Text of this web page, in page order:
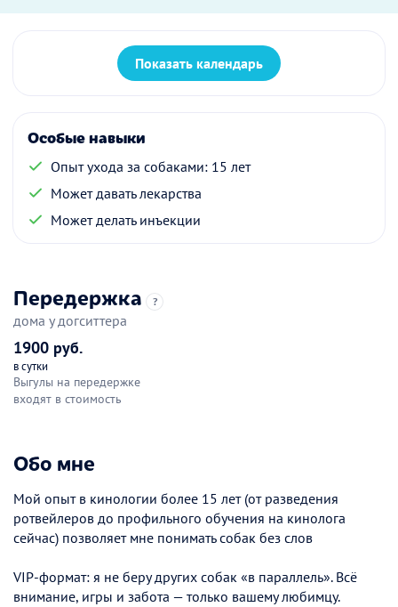
Показать календарь
Особые навыки
Опыт ухода за собаками: 15 лет
Может давать лекарства
Может делать инъекции
Передержка ?
дома у догситтера
1900 руб.
в сутки
Выгулы на передержке
входят в стоимость
Обо мне
Мой опыт в кинологии более 15 лет (от разведения
ротвейлеров до профильного обучения на кинолога
сейчас) позволяет мне понимать собак без слов
VIP-формат: я не беру других собак «в параллель». Всё
внимание, игры и забота — только вашему любимцу.